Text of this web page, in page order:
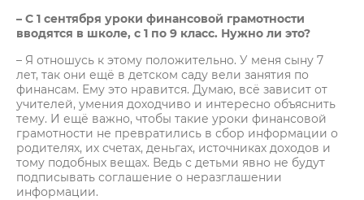
– С 1 сентября уроки финансовой грамотности
вводятся в школе, с 1 по 9 класс. Нужно ли это?
– Я отношусь к этому положительно. У меня сыну 7
лет, так они ещё в детском саду вели занятия по
финансам. Ему это нравится. Думаю, всё зависит от
учителей, умения доходчиво и интересно объяснить
тему. И ещё важно, чтобы такие уроки финансовой
грамотности не превратились в сбор информации о
родителях, их счетах, деньгах, источниках доходов и
тому подобных вещах. Ведь с детьми явно не будут
подписывать соглашение о неразглашении
информации.